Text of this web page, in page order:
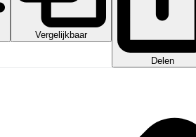
Vergelijkbaar
Delen